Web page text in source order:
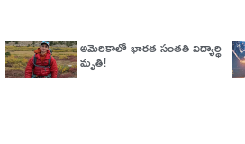
అమెరికాలో భార‌త సంత‌తి విద్యార్థి
మృతి!